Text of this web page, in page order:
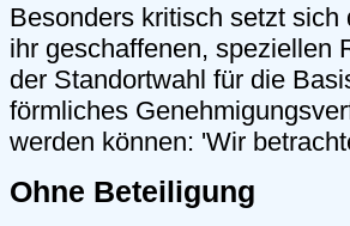
Besonders kritisch setzt
ihr geschaffenen, speziellen
der Standortwahl für die
förmliches
werden können: 'Wir
Ohne Beteiligung